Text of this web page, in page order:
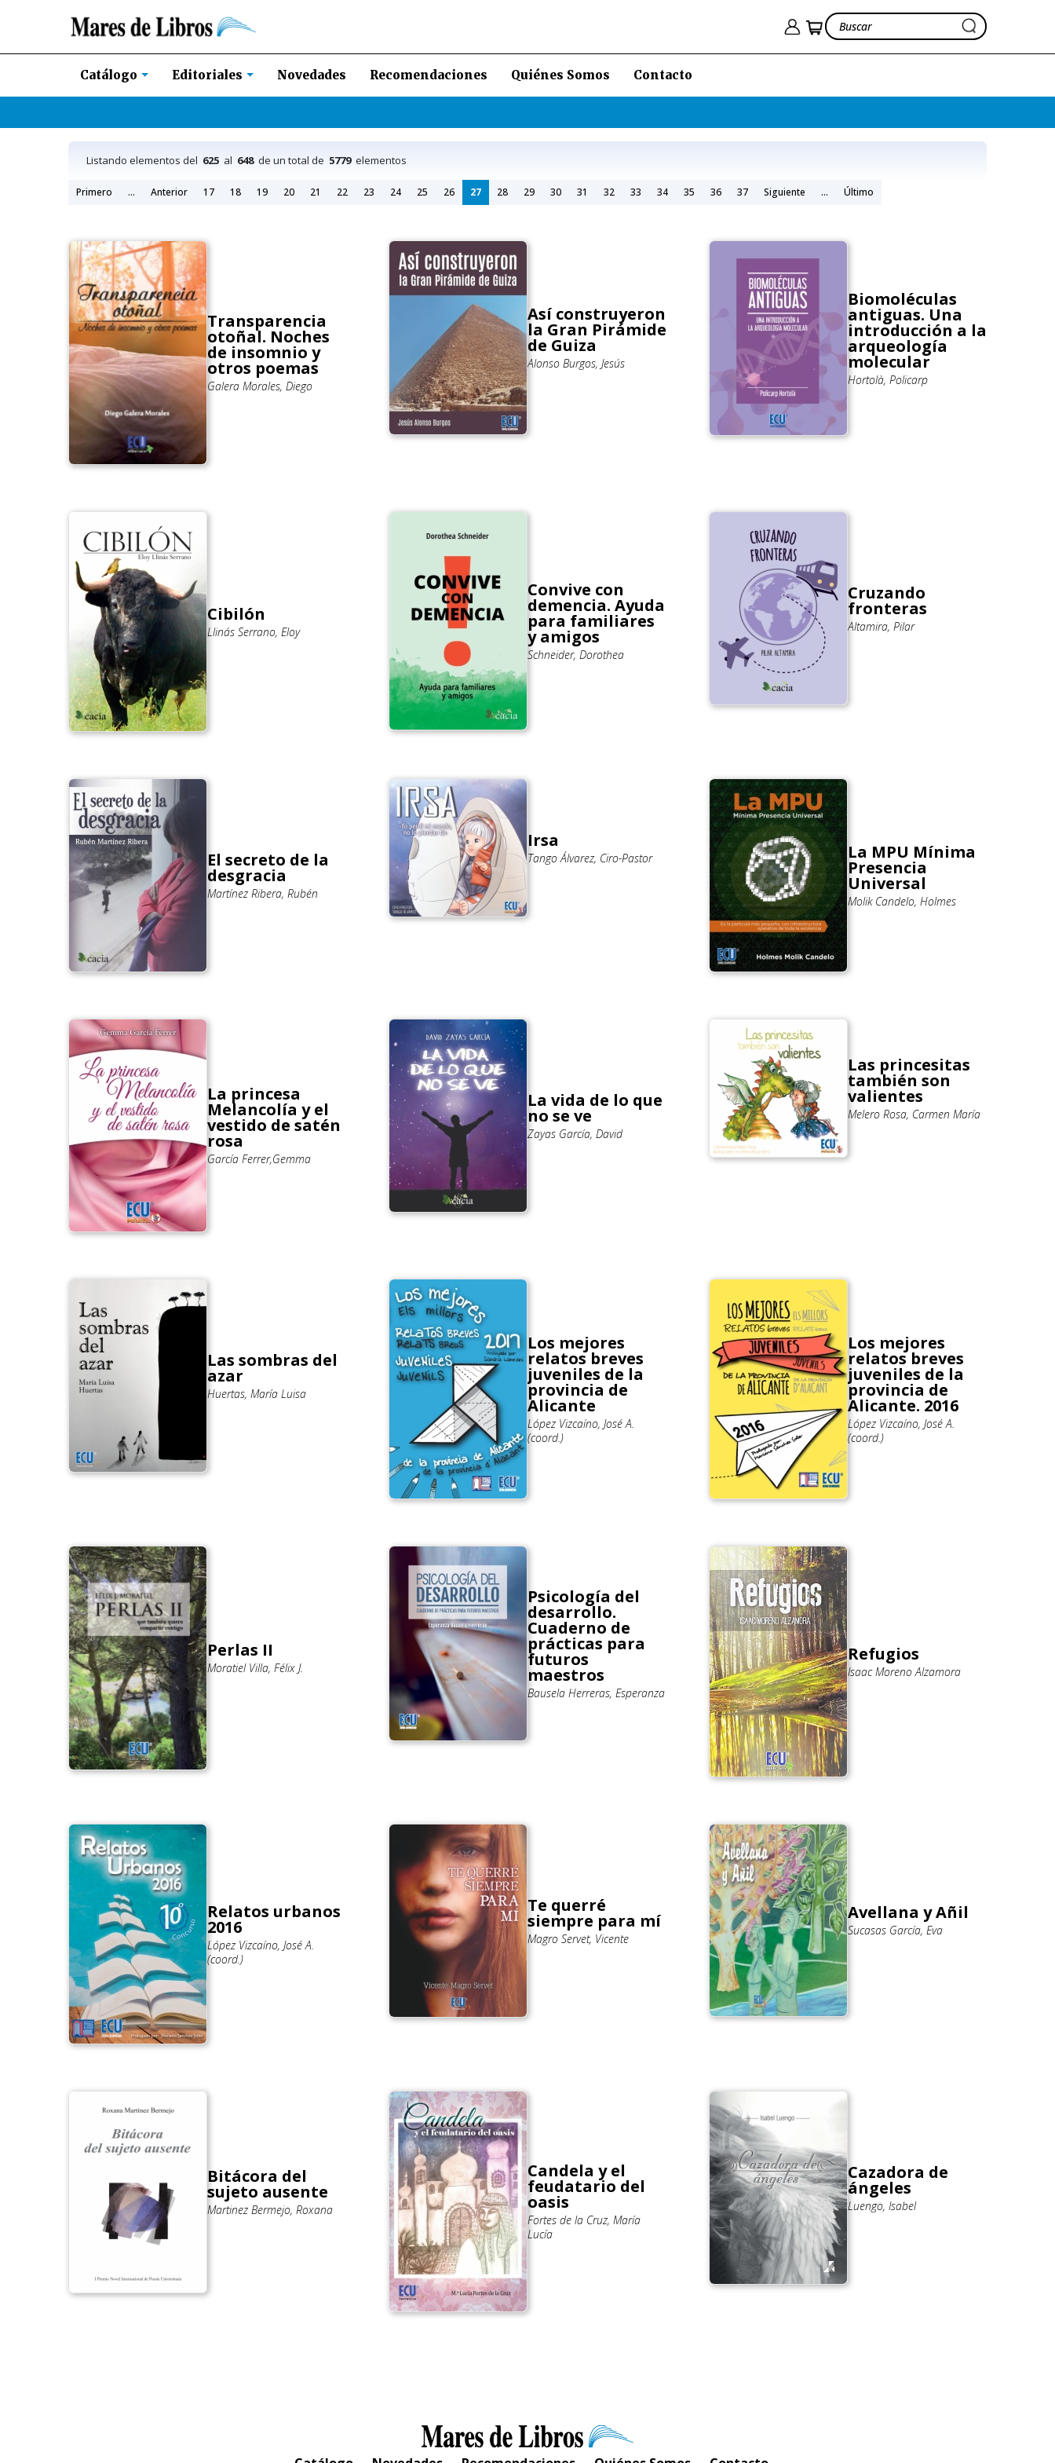
Catálogo Editoriales Novedades Recomendaciones Quiénes Somos Contacto
Listando elementos del 625 al 648de un total de 5779elementos
Primero ... Anterior 17 18 19 20 21 22 23 24 25 26 27 28 29 30 31 32 33 34 35 36 37 Siguiente ... Último
Transparencia
otoñal. Noches
de insomnio y
otros poemas
Galera Morales, Diego
Así construyeron
la Gran Pirámide
de Guiza
Alonso Burgos, Jesús
Biomoléculas
antiguas. Una
introducción a la
arqueología
molecular
Hortolà, Policarp
Cibilón
Llinás Serrano, Eloy
Convive con
demencia. Ayuda
para familiares
y amigos
Schneider, Dorothea
Cruzando
fronteras
Altamira, Pilar
El secreto de la
desgracia
Martínez Ribera, Rubén
Irsa
Tango Álvarez, Ciro-Pastor La MPU Mínima
Presencia
Universal
Molik Candelo, Holmes
La princesa
Melancolía y el
vestido de satén
rosa
García Ferrer,Gemma
La vida de lo que
no se ve
Zayas García, David
Las princesitas
también son
valientes
Melero Rosa, Carmen María
Las sombras del
azar
Huertas, María Luisa
Los mejores
relatos breves
juveniles de la
provincia de
Alicante
López Vizcaíno, José A.
(coord.)
Los mejores
relatos breves
juveniles de la
provincia de
Alicante. 2016
López Vizcaíno, José A.
(coord.)
Perlas II
Moratiel Villa, Félix J.
Psicología del
desarrollo.
Cuaderno de
prácticas para
futuros
maestros
Bausela Herreras, Esperanza
Refugios
Isaac Moreno Alzamora
Relatos urbanos
2016
López Vizcaíno, José A.
(coord.)
Te querré
siempre para mí
Magro Servet, Vicente
Avellana y Añil
Sucasas García, Eva
Bitácora del
sujeto ausente
Martinez Bermejo, Roxana
Candela y el
feudatario del
oasis
Fortes de la Cruz, María
Lucía
Cazadora de
ángeles
Luengo, Isabel